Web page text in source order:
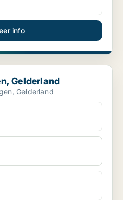
info
Gelderland
Gelderland